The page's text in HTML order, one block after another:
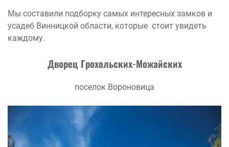
Мы составили подборку самых интересных замков и
усадеб Винницкой области, которые стоит увидеть
каждому.
Дворец Грохольских-Можайских
поселок Вороновица